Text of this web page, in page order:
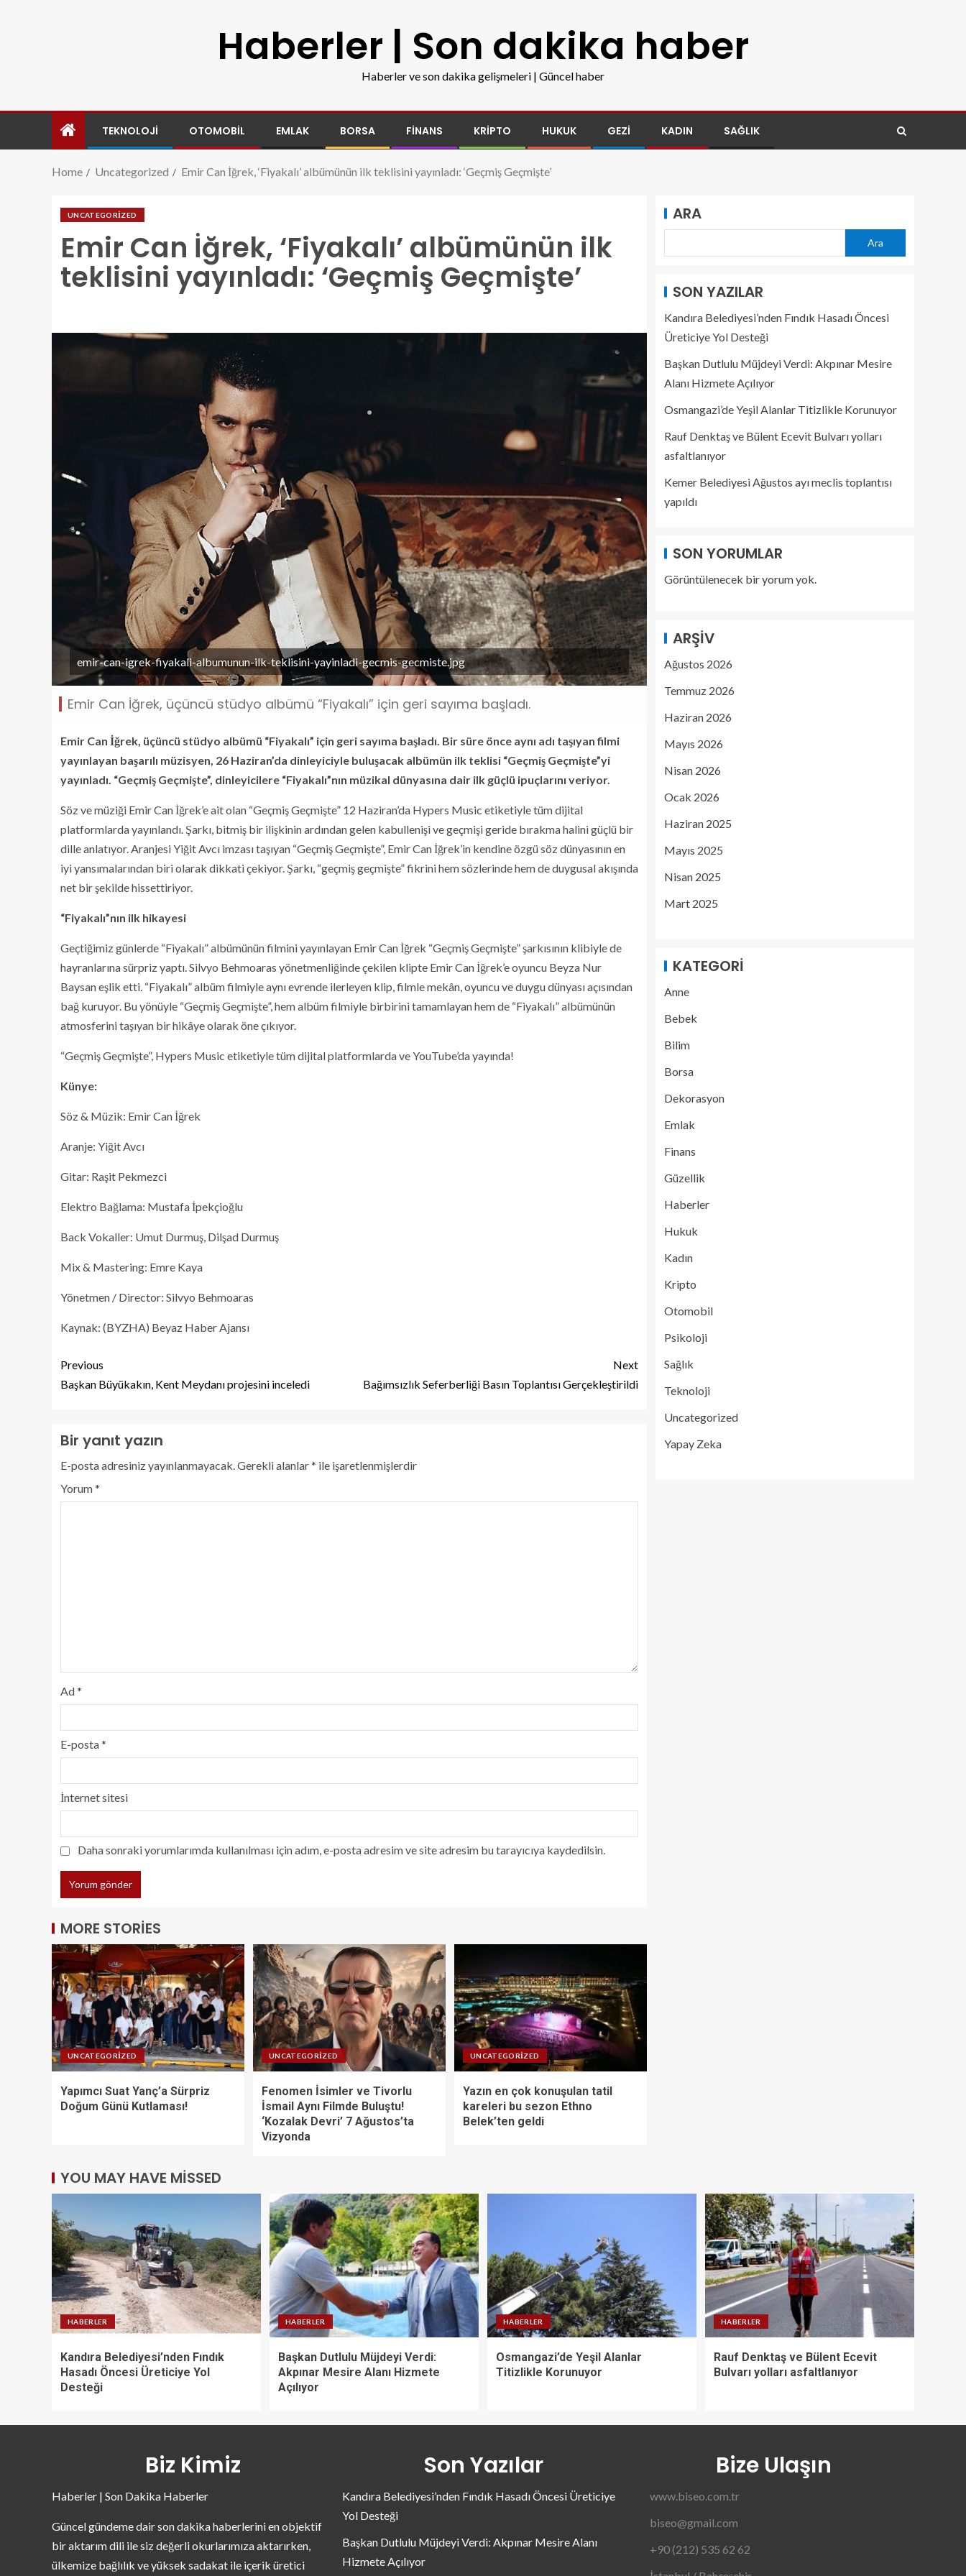
Haberler | Son dakika haber
Haberler ve son dakika gelişmeleri | Güncel haber
TEKNOLOJI OTOMOBIL EMLAK BORSA FINANS KRIPTO HUKUK GEZI KADIN SAĞLIK
Home Uncategorized Emir Can İğrek, ‘Fiyakalı’ albümünün ilk teklisini yayınladı: ‘Geçmiş Geçmişte’
UNCATEGORIZED
Emir Can İğrek, ‘Fiyakalı’ albümünün ilk
teklisini yayınladı: ‘Geçmiş Geçmişte’
emir-can-igrek-fiyakali-albumunun-ilk-teklisini-yayinladi-gecmis-gecmiste.jpg
Emir Can İğrek, üçüncü stüdyo albümü “Fiyakalı” için geri sayıma başladı.
Emir Can İğrek, üçüncü stüdyo albümü “Fiyakalı” için geri sayıma başladı. Bir süre önce aynı adı taşıyan filmi
yayınlayan başarılı müzisyen, 26 Haziran’da dinleyiciyle buluşacak albümün ilk teklisi “Geçmiş Geçmişte”yi
yayınladı. “Geçmiş Geçmişte”, dinleyicilere “Fiyakalı”nın müzikal dünyasına dair ilk güçlü ipuçlarını veriyor.
Söz ve müziği Emir Can İğrek’e ait olan “Geçmiş Geçmişte” 12 Haziran’da Hypers Music etiketiyle tüm dijital
platformlarda yayınlandı. Şarkı, bitmiş bir ilişkinin ardından gelen kabullenişi ve geçmişi geride bırakma halini güçlü bir
dille anlatıyor. Aranjesi Yiğit Avcı imzası taşıyan “Geçmiş Geçmişte”, Emir Can İğrek’in kendine özgü söz dünyasının en
iyi yansımalarından biri olarak dikkati çekiyor. Şarkı, “geçmiş geçmişte” fikrini hem sözlerinde hem de duygusal akışında
net bir şekilde hissettiriyor.
“Fiyakalı”nın ilk hikayesi
Geçtiğimiz günlerde “Fiyakalı” albümünün filmini yayınlayan Emir Can İğrek “Geçmiş Geçmişte” şarkısının klibiyle de
hayranlarına sürpriz yaptı. Silvyo Behmoaras yönetmenliğinde çekilen klipte Emir Can İğrek’e oyuncu Beyza Nur
Baysan eşlik etti. “Fiyakalı” albüm filmiyle aynı evrende ilerleyen klip, filmle mekân, oyuncu ve duygu dünyası açısından
bağ kuruyor. Bu yönüyle “Geçmiş Geçmişte”, hem albüm filmiyle birbirini tamamlayan hem de “Fiyakalı” albümünün
atmosferini taşıyan bir hikâye olarak öne çıkıyor.
“Geçmiş Geçmişte”, Hypers Music etiketiyle tüm dijital platformlarda ve YouTube’da yayında!
Künye:
Söz & Müzik: Emir Can İğrek
Aranje: Yiğit Avcı
Gitar: Raşit Pekmezci
Elektro Bağlama: Mustafa İpekçioğlu
Back Vokaller: Umut Durmuş, Dilşad Durmuş
Mix & Mastering: Emre Kaya
Yönetmen / Director: Silvyo Behmoaras
Kaynak: (BYZHA) Beyaz Haber Ajansı
Previous
Başkan Büyükakın, Kent Meydanı projesini inceledi
Next
Bağımsızlık Seferberliği Basın Toplantısı Gerçekleştirildi
Bir yanıt yazın
E-posta adresiniz yayınlanmayacak.Gerekli alanlar* ile işaretlenmişlerdir
Yorum*
Ad*
E-posta*
İnternet sitesi
Daha sonraki yorumlarımda kullanılması için adım, e-posta adresim ve site adresim bu tarayıcıya kaydedilsin.
MORE STORIES
UNCATEGORIZED
Yapımcı Suat Yanç’a Sürpriz
Doğum Günü Kutlaması!
UNCATEGORIZED
Fenomen İsimler ve Tivorlu
İsmail Aynı Filmde Buluştu!
‘Kozalak Devri’ 7 Ağustos’ta
Vizyonda
UNCATEGORIZED
Yazın en çok konuşulan tatil
kareleri bu sezon Ethno
Belek’ten geldi
ARA
Ara
SON YAZILAR
Kandıra Belediyesi’nden Fındık Hasadı Öncesi
Üreticiye Yol Desteği
Başkan Dutlulu Müjdeyi Verdi: Akpınar Mesire
Alanı Hizmete Açılıyor
Osmangazi’de Yeşil Alanlar Titizlikle Korunuyor
Rauf Denktaş ve Bülent Ecevit Bulvarı yolları
asfaltlanıyor
Kemer Belediyesi Ağustos ayı meclis toplantısı
yapıldı
SON YORUMLAR
Görüntülenecek bir yorum yok.
ARŞIV
Ağustos 2026
Temmuz 2026
Haziran 2026
Mayıs 2026
Nisan 2026
Ocak 2026
Haziran 2025
Mayıs 2025
Nisan 2025
Mart 2025
KATEGORI
Anne
Bebek
Bilim
Borsa
Dekorasyon
Emlak
Finans
Güzellik
Haberler
Hukuk
Kadın
Kripto
Otomobil
Psikoloji
Sağlık
Teknoloji
Uncategorized
Yapay Zeka
YOU MAY HAVE MISSED
HABERLER
Kandıra Belediyesi’nden Fındık
Hasadı Öncesi Üreticiye Yol
Desteği
HABERLER
Başkan Dutlulu Müjdeyi Verdi:
Akpınar Mesire Alanı Hizmete
Açılıyor
HABERLER
Osmangazi’de Yeşil Alanlar
Titizlikle Korunuyor
HABERLER
Rauf Denktaş ve Bülent Ecevit
Bulvarı yolları asfaltlanıyor
Biz Kimiz
Haberler | Son Dakika Haberler
Güncel gündeme dair son dakika haberlerini en objektif
bir aktarım dili ile siz değerli okurlarımıza aktarırken,
ülkemize bağlılık ve yüksek sadakat ile içerik üretici
Son Yazılar
Kandıra Belediyesi’nden Fındık Hasadı Öncesi Üreticiye
Yol Desteği
Başkan Dutlulu Müjdeyi Verdi: Akpınar Mesire Alanı
Hizmete Açılıyor
Bize Ulaşın
www.biseo.com.tr
biseo@gmail.com
+90 (212) 535 62 62